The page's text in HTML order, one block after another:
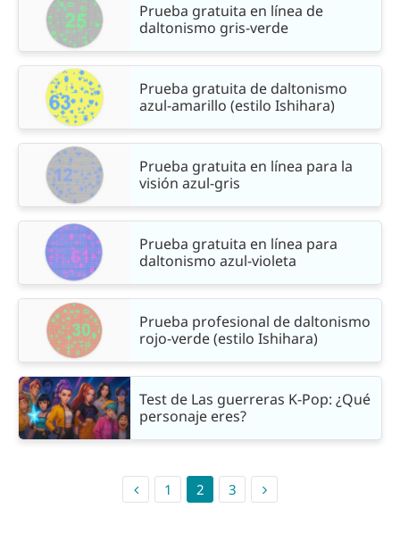
Prueba gratuita en línea de
daltonismo gris-verde
Prueba gratuita de daltonismo
azul-amarillo (estilo Ishihara)
Prueba gratuita en línea para la
visión azul-gris
Prueba gratuita en línea para
daltonismo azul-violeta
Prueba profesional de daltonismo
rojo-verde (estilo Ishihara)
Test de Las guerreras K-Pop: ¿Qué
personaje eres?
1 2 3